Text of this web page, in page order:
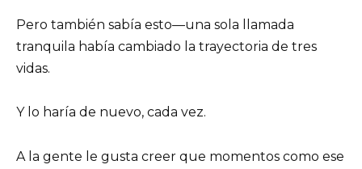
Pero también sabía esto—una sola llamada
tranquila había cambiado la trayectoria de tres
vidas.
Y lo haría de nuevo, cada vez.
A la gente le gusta creer que momentos como ese